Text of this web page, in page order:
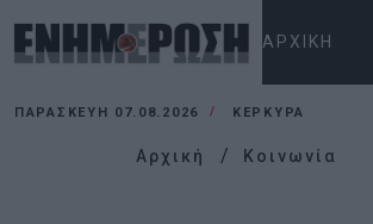
ΑΡΧΙΚΉ
ΠΑΡΑΣΚΕΥΉ 07.08.2026 ΚΕΡΚΥΡΑ
Αρχική Κοινωνία